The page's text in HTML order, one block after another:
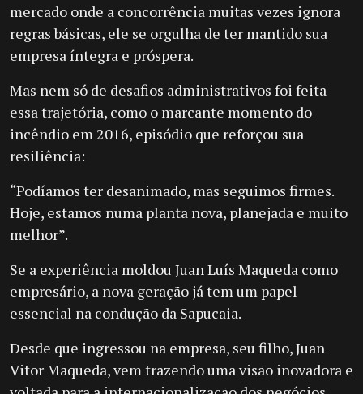
mercado onde a concorrência muitas vezes ignora
regras básicas, ele se orgulha de ter mantido sua
empresa íntegra e próspera.
Mas nem só de desafios administrativos foi feita
essa trajetória, como o marcante momento do
incêndio em 2016, episódio que reforçou sua
resiliência:
“Podíamos ter desanimado, mas seguimos firmes.
Hoje, estamos numa planta nova, planejada e muito
melhor”.
Se a experiência moldou Juan Luís Maqueda como
empresário, a nova geração já tem um papel
essencial na condução da Sapucaia.
Desde que ingressou na empresa, seu filho, Juan
Vitor Maqueda, vem trazendo uma visão inovadora e